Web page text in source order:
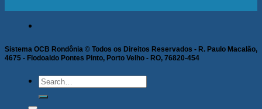
Sistema OCB Rondônia © Todos os Direitos Reservados - R. Paulo Macalão,
4675 - Flodoaldo Pontes Pinto, Porto Velho - RO, 76820-454
Search
for: